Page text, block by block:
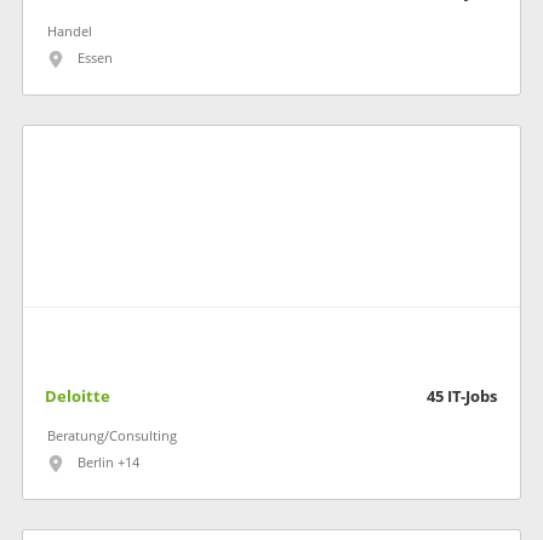
Handel
Essen
Deloitte 45 IT-Jobs
Beratung/Consulting
Berlin +14